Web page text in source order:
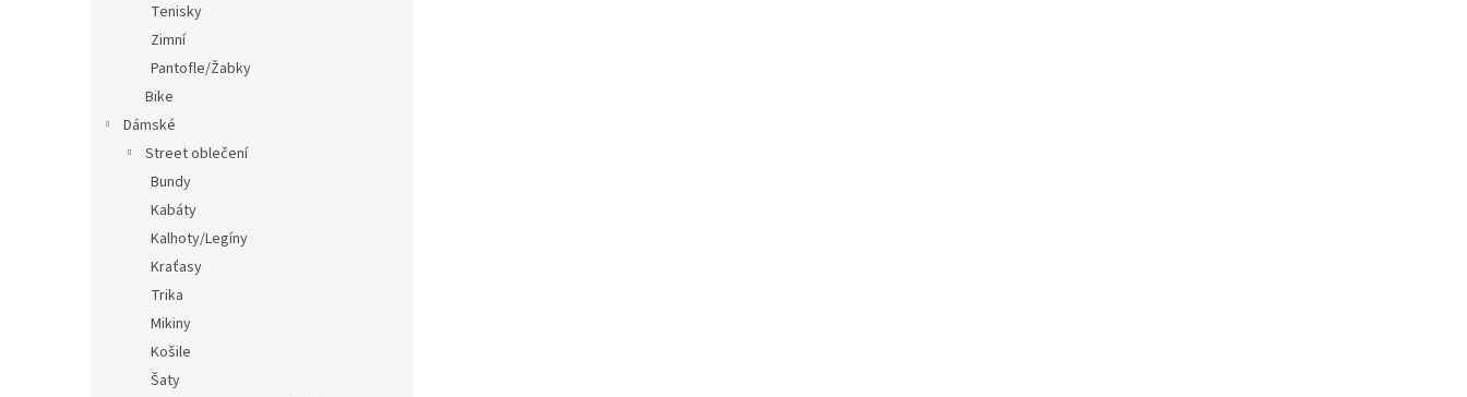
Tenisky
Zimní
Pantofle/Žabky
Bike
Dámské
Street oblečení
Bundy
Kabáty
Kalhoty/Legíny
Kraťasy
Trika
Mikiny
Košile
Šaty